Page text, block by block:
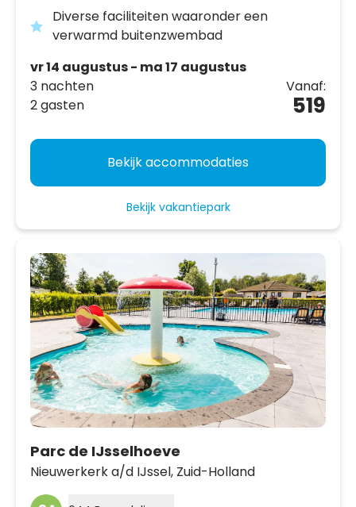
Diverse faciliteiten waaronder een
verwarmd buitenzwembad
vr 14 augustus - ma 17 augustus
3 nachten
2 gasten
Vanaf:
519
Bekijk accommodaties
Bekijk vakantiepark
Parc de IJsselhoeve
Nieuwerkerk a/d IJssel, Zuid-Holland